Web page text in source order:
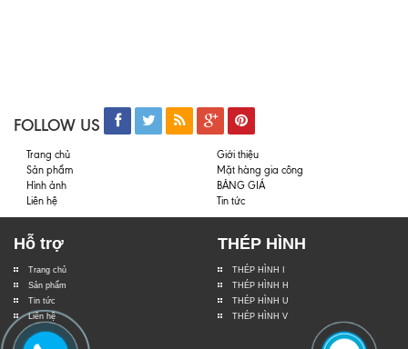
FOLLOW US
Trang chủ
Giới thiệu
Sản phẩm
Mặt hàng gia công
Hình ảnh
BẢNG GIÁ
Liên hệ
Tin tức
Hỗ trợ
Trang chủ
Sản phẩm
Tin tức
Liên hệ
THÉP HÌNH
THÉP HÌNH I
THÉP HÌNH H
THÉP HÌNH U
THÉP HÌNH V